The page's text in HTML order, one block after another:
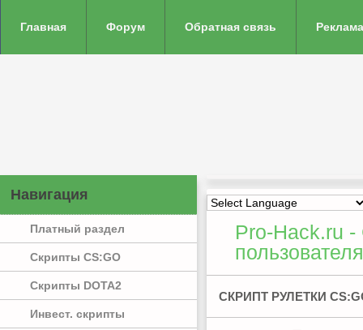
Главная Форум Обратная связь
Навигация
Платный раздел
Скрипты CS:GO
Скрипты DOTA2
Инвест. скрипты
Pro-Hack.ru
СКРИПТ РУЛЕТКИ